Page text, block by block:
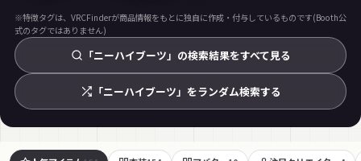
※特徴タグは、VRCFinderが商品情報をもとに独自に作成・付与しているものです(Booth公
式のタグではありません)
「ニーハイブーツ」の検索結果をすべて見る
「ニーハイブーツ」をランダム検索する